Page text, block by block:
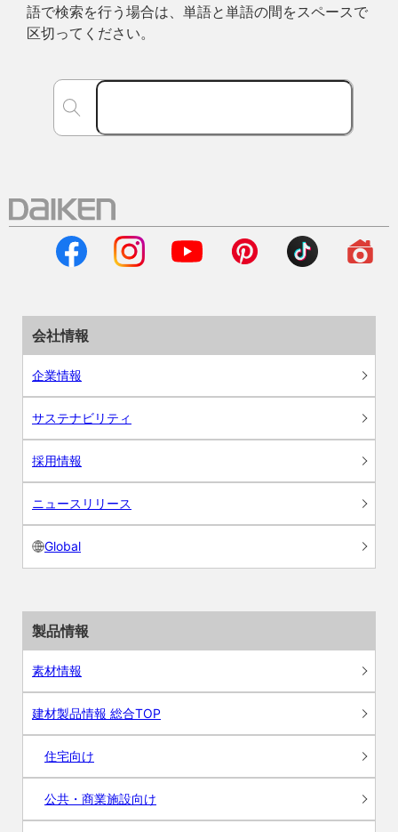
語で検索を行う場合は、単語と単語の間をスペースで
区切ってください。
会社情報
企業情報
サステナビリティ
採用情報
ニュースリリース
Global
製品情報
素材情報
建材製品情報 総合TOP
住宅向け
公共・商業施設向け